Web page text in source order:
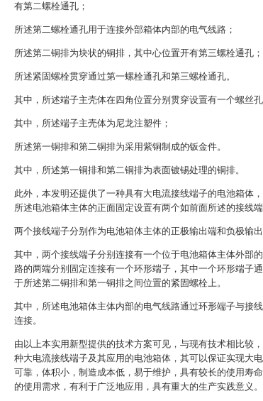
有第二螺栓通孔；
所述第二螺栓通孔用于连接外部箱体内部的电气线路；
所述第二铜排为块状的铜排，其中心位置开有第三螺栓通孔；
所述紧固螺栓贯穿通过第一螺栓通孔和第三螺栓通孔。
其中，所述端子主壳体在四角位置分别贯穿设置有一个螺丝孔
其中，所述端子主壳体为尼龙注塑件；
所述第一铜排和第二铜排为采用紫铜制成的钣金件。
其中，所述第一铜排和第二铜排为表面镀锡处理的铜排。
此外，本发明还提供了一种具有大电流接线端子的电池箱体
所述电池箱体主体的正面固定设置有两个如前面所述的接线端
两个接线端子分别作为电池箱体主体的正极输出端和负极输出
其中，两个接线端子分别连接有一个位于电池箱体主体外部
路的两端分别固定连接有一个环形端子，其中一个环形端子
于所述第二铜排和第一铜排之间位置的紧固螺栓上。
其中，所述电池箱体主体内部的电气线路通过环形端子与接
连接。
由以上本实用新型提供的技术方案可见，与现有技术相比较
种大电流接线端子及其应用的电池箱体，其可以保证实现大
可靠，体积小，制造成本低，易于维护，具有较长的使用寿
的使用需求，有利于广泛地应用，具有重大的生产实践意义。